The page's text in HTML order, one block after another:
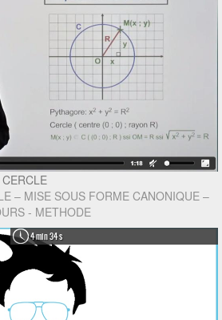
– MISE SOUS FORME CANONIQUE –
- METHODE
4 min 34 s